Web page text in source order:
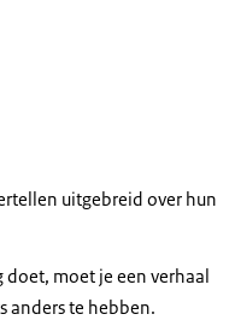
uitgebreid over hun
doet, moet je een verhaal
anders te hebben.